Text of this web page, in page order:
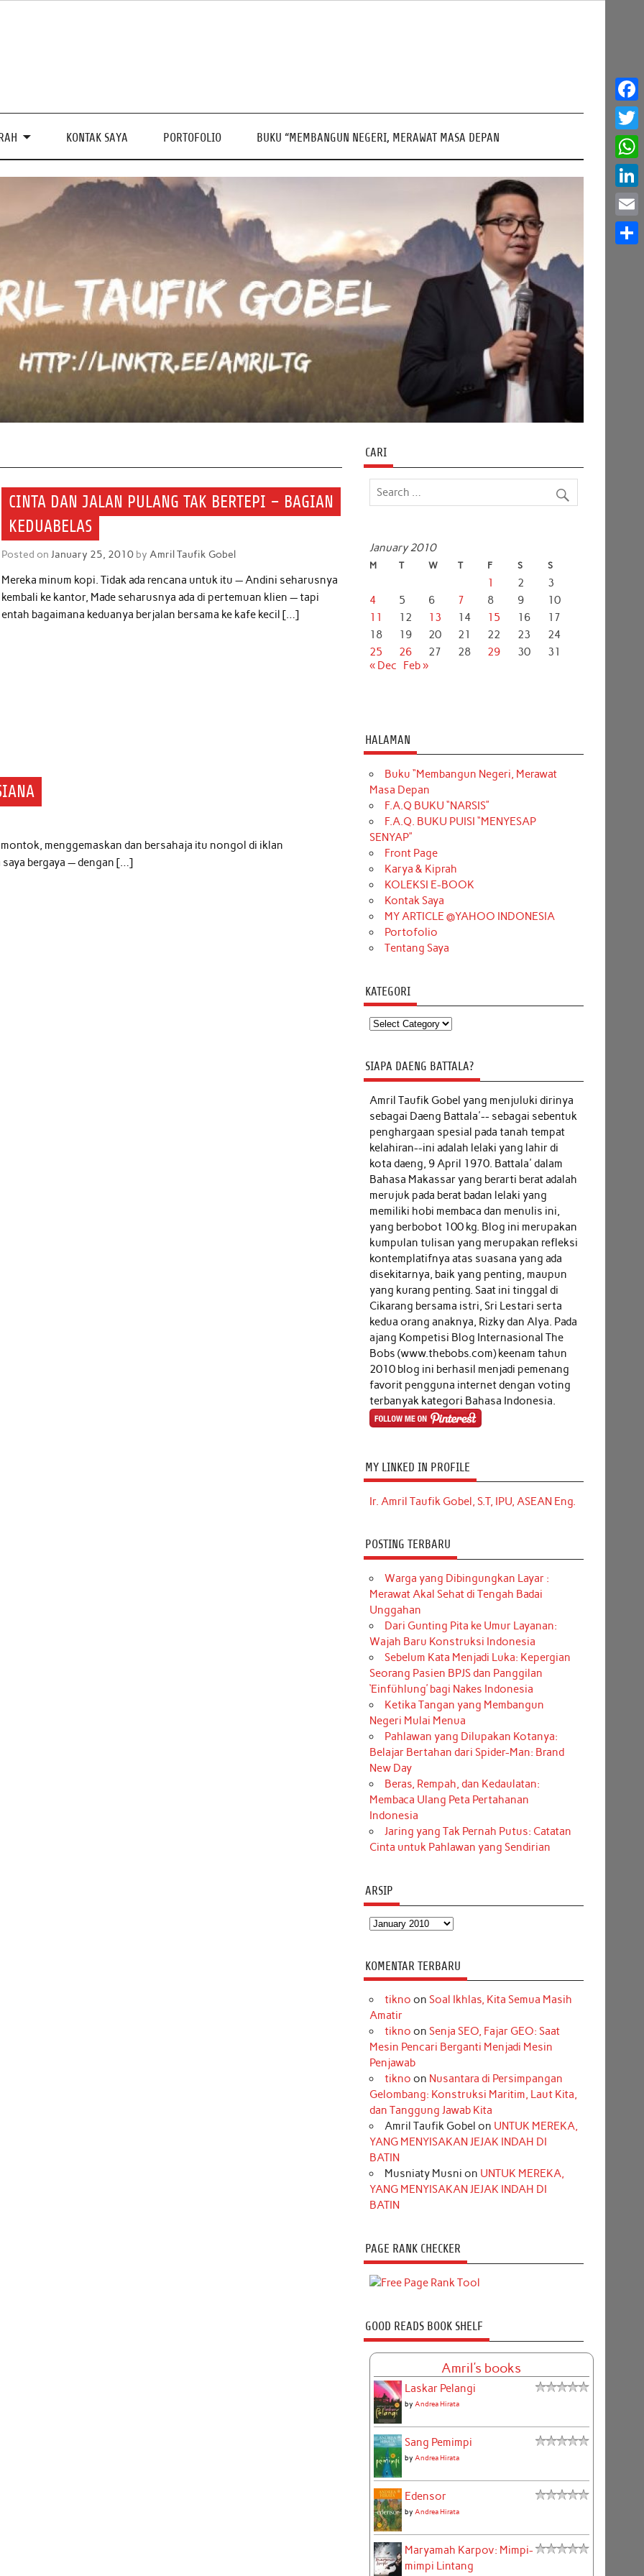
KONTAK SAYA PORTOFOLIO BUKU “MEMBANGUN NEGERI, MERAWAT MASA DEPAN
CINTA DAN JALAN PULANG TAK BERTEPI – BAGIAN
KEDUABELAS
Posted onJanuary 25, 2010 byAmril Taufik Gobel
Mereka minum kopi. Tidak ada rencana untuk itu — Andini seharusnya
kembali ke kantor, Made seharusnya ada di pertemuan klien — tapi
entah bagaimana keduanya berjalan bersama ke kafe kecil […]
menggemaskan dan bersahaja itu nongol di iklan
saya bergaya — dengan […]
CARI
January 2010
M T W T F S S
1 2
3
4
5 6 7 8 9
10
11
12 13 14 15 16
17
18
19 20 21 22 23
24
25
26 27 28 29 30
31
« Dec
Feb »
HALAMAN
Buku “Membangun Negeri, Merawat
Masa Depan
F.A.Q BUKU “NARSIS”
F.A.Q. BUKU PUISI “MENYESAP
SENYAP”
Front Page
Karya & Kiprah
KOLEKSI E-BOOK
Kontak Saya
MY ARTICLE @YAHOO INDONESIA
Portofolio
Tentang Saya
KATEGORI
Kategori
SIAPA DAENG BATTALA?
Amril Taufik Gobel yang menjuluki dirinya
sebagai Daeng Battala'-- sebagai sebentuk
penghargaan spesial pada tanah tempat
kelahiran--ini adalah lelaki yang lahir di
kota daeng, 9 April 1970. Battala' dalam
Bahasa Makassar yang berarti berat adalah
merujuk pada berat badan lelaki yang
memiliki hobi membaca dan menulis ini,
yang berbobot 100 kg. Blog ini merupakan
kumpulan tulisan yang merupakan refleksi
kontemplatifnya atas suasana yang ada
disekitarnya, baik yang penting, maupun
yang kurang penting. Saat ini tinggal di
Cikarang bersama istri, Sri Lestari serta
kedua orang anaknya, Rizky dan Alya. Pada
ajang Kompetisi Blog Internasional The
Bobs (www.thebobs.com) keenam tahun
2010 blog ini berhasil menjadi pemenang
favorit pengguna internet dengan voting
terbanyak kategori Bahasa Indonesia.
MY LINKED IN PROFILE
Ir. Amril Taufik Gobel, S.T, IPU, ASEAN Eng.
POSTING TERBARU
Warga yang Dibingungkan Layar :
Merawat Akal Sehat di Tengah Badai
Unggahan
Dari Gunting Pita ke Umur Layanan:
Wajah Baru Konstruksi Indonesia
Sebelum Kata Menjadi Luka: Kepergian
Seorang Pasien BPJS dan Panggilan
‘Einfühlung’ bagi Nakes Indonesia
Ketika Tangan yang Membangun
Negeri Mulai Menua
Pahlawan yang Dilupakan Kotanya:
Belajar Bertahan dari Spider-Man: Brand
New Day
Beras, Rempah, dan Kedaulatan:
Membaca Ulang Peta Pertahanan
Indonesia
Jaring yang Tak Pernah Putus: Catatan
Cinta untuk Pahlawan yang Sendirian
ARSIP
Arsip
KOMENTAR TERBARU
tikno on Soal Ikhlas, Kita Semua Masih
Amatir
tikno on Senja SEO, Fajar GEO: Saat
Mesin Pencari Berganti Menjadi Mesin
Penjawab
tikno on Nusantara di Persimpangan
Gelombang: Konstruksi Maritim, Laut Kita,
dan Tanggung Jawab Kita
Amril Taufik Gobel on UNTUK MEREKA,
YANG MENYISAKAN JEJAK INDAH DI
BATIN
Musniaty Musni on UNTUK MEREKA,
YANG MENYISAKAN JEJAK INDAH DI
BATIN
PAGE RANK CHECKER
GOOD READS BOOK SHELF
Amril's books
Laskar Pelangi
by Andrea Hirata
Sang Pemimpi
by Andrea Hirata
Edensor
by Andrea Hirata
Maryamah Karpov: Mimpi-
mimpi Lintang
Email